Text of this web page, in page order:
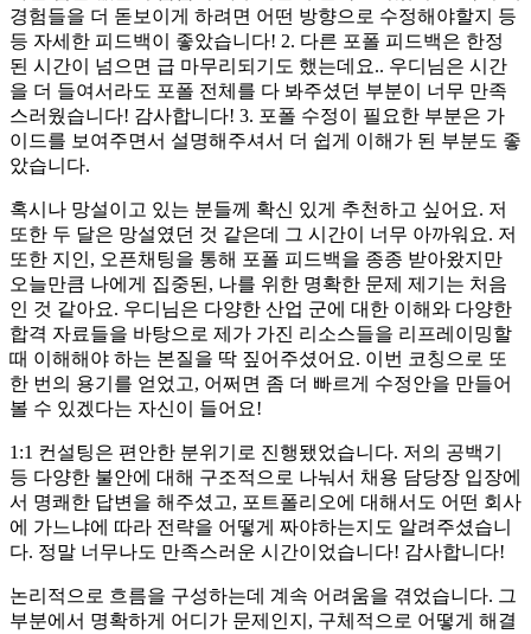
경험들을 더 돋보이게 하려면 어떤 방향으로 수정해야할지 등
등 자세한 피드백이 좋았습니다! 2. 다른 포폴 피드백은 한정
된 시간이 넘으면 급 마무리되기도 했는데요.. 우디님은 시간
을 더 들여서라도 포폴 전체를 다 봐주셨던 부분이 너무 만족
스러웠습니다! 감사합니다! 3. 포폴 수정이 필요한 부분은 가
이드를 보여주면서 설명해주셔서 더 쉽게 이해가 된 부분도 좋
았습니다.
혹시나 망설이고 있는 분들께 확신 있게 추천하고 싶어요. 저
또한 두 달은 망설였던 것 같은데 그 시간이 너무 아까워요. 저
또한 지인, 오픈채팅을 통해 포폴 피드백을 종종 받아왔지만
오늘만큼 나에게 집중된, 나를 위한 명확한 문제 제기는 처음
인 것 같아요. 우디님은 다양한 산업 군에 대한 이해와 다양한
합격 자료들을 바탕으로 제가 가진 리소스들을 리프레이밍할
때 이해해야 하는 본질을 딱 짚어주셨어요. 이번 코칭으로 또
한 번의 용기를 얻었고, 어쩌면 좀 더 빠르게 수정안을 만들어
볼 수 있겠다는 자신이 들어요!
1:1 컨설팅은 편안한 분위기로 진행됐었습니다. 저의 공백기
등 다양한 불안에 대해 구조적으로 나눠서 채용 담당장 입장에
서 명쾌한 답변을 해주셨고, 포트폴리오에 대해서도 어떤 회사
에 가느냐에 따라 전략을 어떻게 짜야하는지도 알려주셨습니
다. 정말 너무나도 만족스러운 시간이었습니다! 감사합니다!
논리적으로 흐름을 구성하는데 계속 어려움을 겪었습니다. 그
부분에서 명확하게 어디가 문제인지, 구체적으로 어떻게 해결